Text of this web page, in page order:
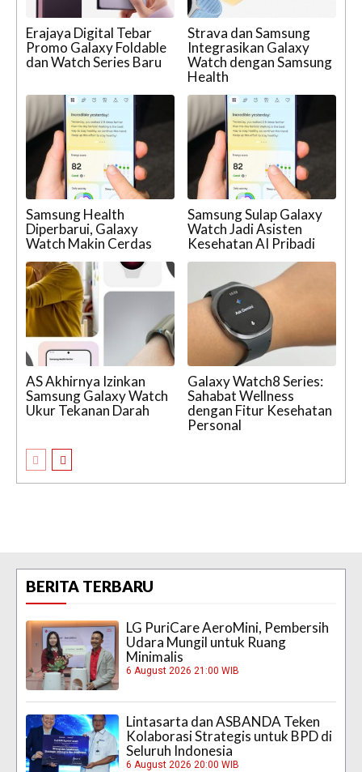
Erajaya Digital Tebar
Promo Galaxy Foldable
dan Watch Series Baru
Strava dan Samsung
Integrasikan Galaxy
Watch dengan Samsung
Health
Samsung Health
Diperbarui, Galaxy
Watch Makin Cerdas
Samsung Sulap Galaxy
Watch Jadi Asisten
Kesehatan AI Pribadi
AS Akhirnya Izinkan
Samsung Galaxy Watch
Ukur Tekanan Darah
Galaxy Watch8 Series:
Sahabat Wellness
dengan Fitur Kesehatan
Personal
BERITA TERBARU
LG PuriCare AeroMini, Pembersih
Udara Mungil untuk Ruang
Minimalis
6 August 2026 21:00 WIB
Lintasarta dan ASBANDA Teken
Kolaborasi Strategis untuk BPD di
Seluruh Indonesia
6 August 2026 20:00 WIB